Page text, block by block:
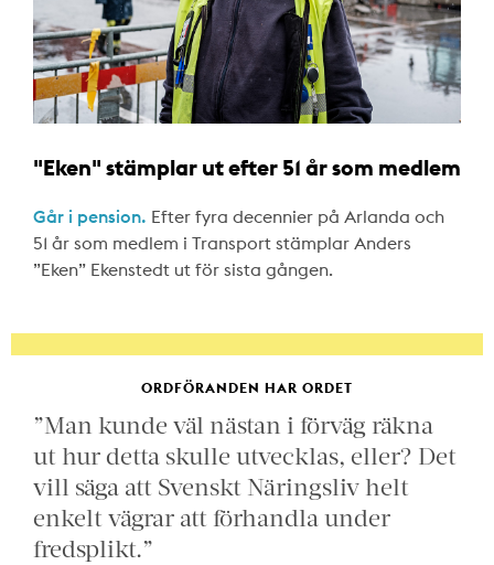
"Eken" stämplar ut efter 51 år som medlem
Går i pension. Efter fyra decennier på Arlanda och
51 år som medlem i Transport stämplar Anders
”Eken” Ekenstedt ut för sista gången.
ORDFÖRANDEN HAR ORDET
”Man kunde väl nästan i förväg räkna
ut hur detta skulle utvecklas, eller? Det
vill säga att Svenskt Näringsliv helt
enkelt vägrar att förhandla under
fredsplikt.”